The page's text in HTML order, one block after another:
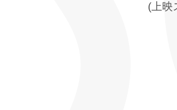
(上映